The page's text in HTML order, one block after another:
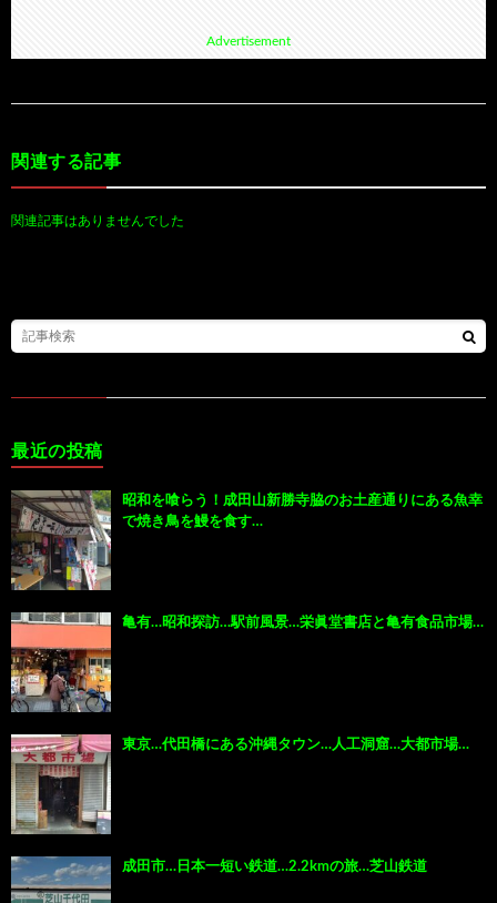
Advertisement
関連する記事
関連記事はありませんでした
最近の投稿
昭和を喰らう！成田山新勝寺脇のお土産通りにある魚幸
で焼き鳥を鰻を食す…
亀有…昭和探訪…駅前風景…栄眞堂書店と亀有食品市場…
東京…代田橋にある沖縄タウン…人工洞窟…大都市場…
成田市…日本一短い鉄道…2.2kmの旅…芝山鉄道